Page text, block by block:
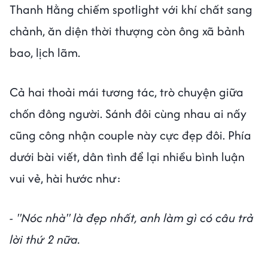
Thanh Hằng chiếm spotlight với khí chất sang
chảnh, ăn diện thời thượng còn ông xã bảnh
bao, lịch lãm.
Cả hai thoải mái tương tác, trò chuyện giữa
chốn đông người. Sánh đôi cùng nhau ai nấy
cũng công nhận couple này cực đẹp đôi. Phía
dưới bài viết, dân tình để lại nhiều bình luận
vui vẻ, hài hước như:
- "Nóc nhà" là đẹp nhất, anh làm gì có câu trả
lời thứ 2 nữa.